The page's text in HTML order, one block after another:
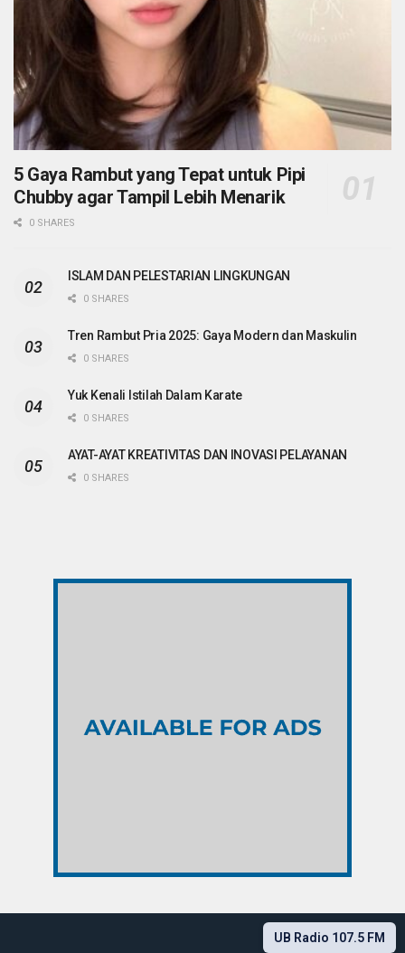
5 Gaya Rambut yang Tepat untuk Pipi
Chubby agar Tampil Lebih Menarik
0 SHARES
ISLAM DAN PELESTARIAN LINGKUNGAN
0 SHARES
Tren Rambut Pria 2025: Gaya Modern dan Maskulin
0 SHARES
Yuk Kenali Istilah Dalam Karate
0 SHARES
AYAT-AYAT KREATIVITAS DAN INOVASI PELAYANAN
0 SHARES
UB Radio 107.5 FM